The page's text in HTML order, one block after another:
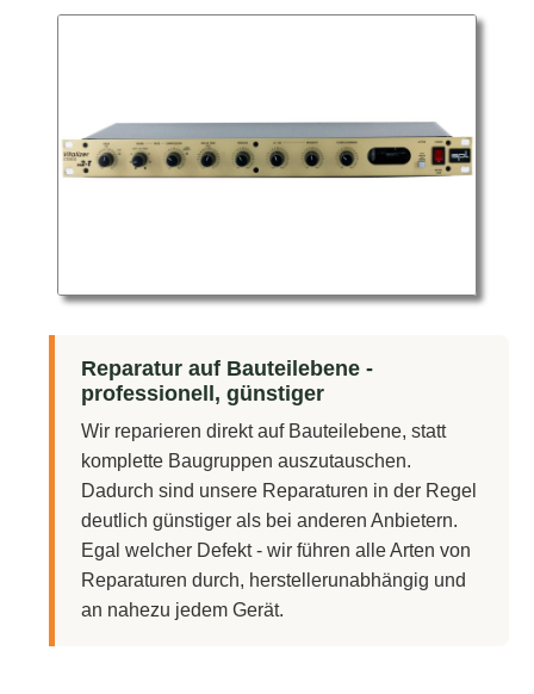
Reparatur auf Bauteilebene -
professionell, günstiger
Wir reparieren direkt auf Bauteilebene, statt
komplette Baugruppen auszutauschen.
Dadurch sind unsere Reparaturen in der Regel
deutlich günstiger als bei anderen Anbietern.
Egal welcher Defekt - wir führen alle Arten von
Reparaturen durch, herstellerunabhängig und
an nahezu jedem Gerät.